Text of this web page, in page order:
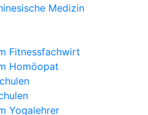
Medizin
Fitnessfachwirt
Homöopat
Yogalehrer